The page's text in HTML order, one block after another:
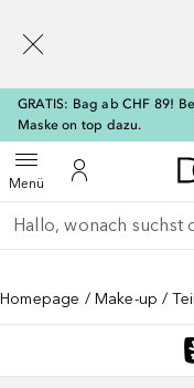
GRATIS: Bag ab CHF 89!
Maske on top dazu.
MenüMenü öffnenZu Meinem
Gehe zurück
Suche ausführen
Homepage Make-up